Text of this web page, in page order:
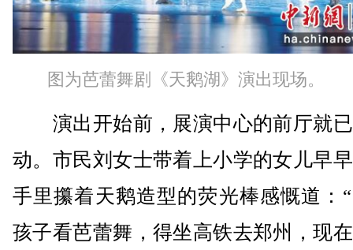
图为芭蕾舞剧《天鹅湖》演出现场。
演出开始前，展演中心的前厅就
动。市民刘女士带着上小学的女儿早
手里攥着天鹅造型的荧光棒感慨道：
孩子看芭蕾舞，得坐高铁去郑州，现